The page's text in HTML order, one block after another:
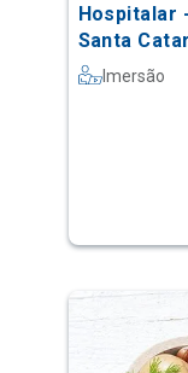
Hospitalar
Santa
Imersão